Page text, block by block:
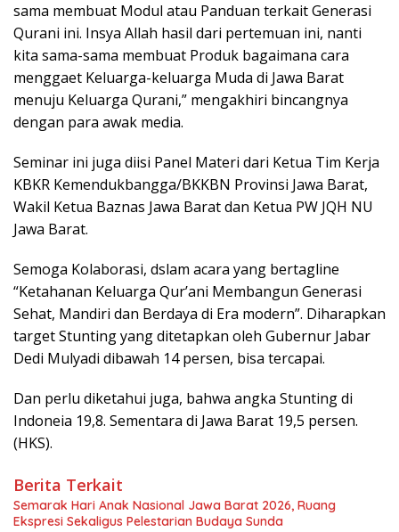
sama membuat Modul atau Panduan terkait Generasi
Qurani ini. Insya Allah hasil dari pertemuan ini, nanti
kita sama-sama membuat Produk bagaimana cara
menggaet Keluarga-keluarga Muda di Jawa Barat
menuju Keluarga Qurani,” mengakhiri bincangnya
dengan para awak media.
Seminar ini juga diisi Panel Materi dari Ketua Tim Kerja
KBKR Kemendukbangga/BKKBN Provinsi Jawa Barat,
Wakil Ketua Baznas Jawa Barat dan Ketua PW JQH NU
Jawa Barat.
Semoga Kolaborasi, dslam acara yang bertagline
“Ketahanan Keluarga Qur’ani Membangun Generasi
Sehat, Mandiri dan Berdaya di Era modern”. Diharapkan
target Stunting yang ditetapkan oleh Gubernur Jabar
Dedi Mulyadi dibawah 14 persen, bisa tercapai.
Dan perlu diketahui juga, bahwa angka Stunting di
Indoneia 19,8. Sementara di Jawa Barat 19,5 persen.
(HKS).
Berita Terkait
Semarak Hari Anak Nasional Jawa Barat 2026, Ruang
Ekspresi Sekaligus Pelestarian Budaya Sunda